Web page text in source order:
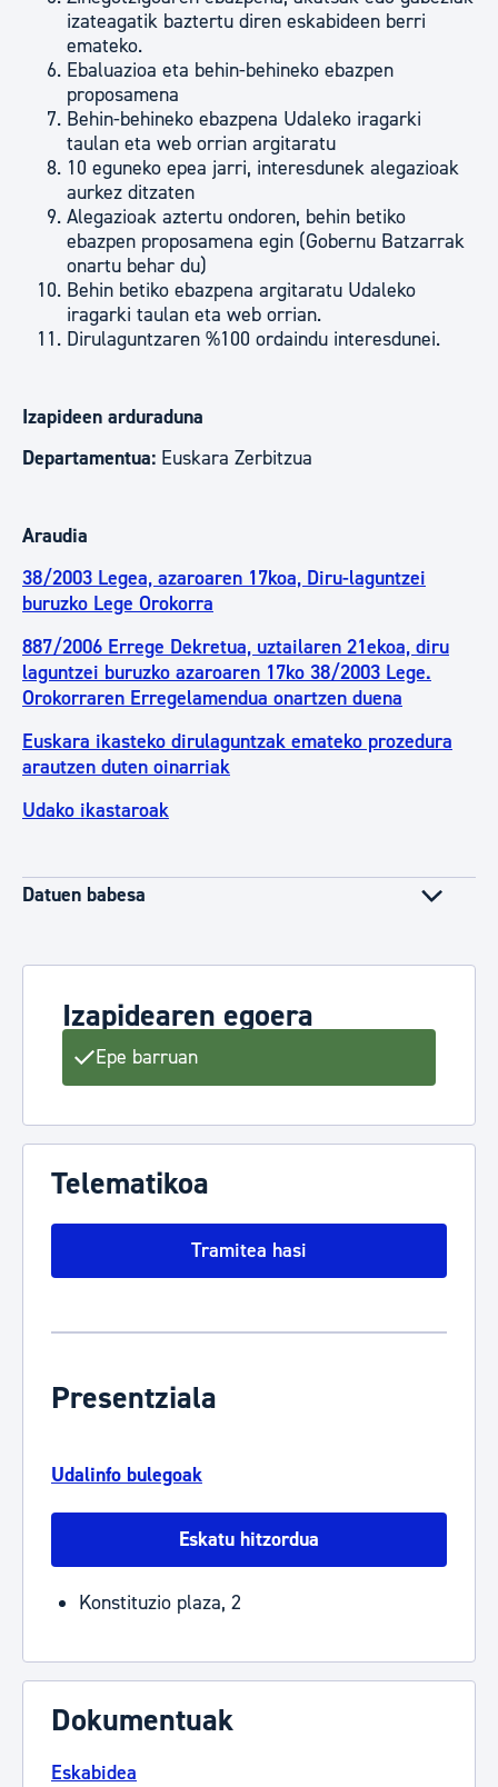
izateagatik baztertu diren eskabideen berri
emateko.
Ebaluazioa eta behin-behineko ebazpen
proposamena
Behin-behineko ebazpena Udaleko iragarki
taulan eta web orrian argitaratu
10 eguneko epea jarri, interesdunek alegazioak
aurkez ditzaten
Alegazioak aztertu ondoren, behin betiko
ebazpen proposamena egin (Gobernu Batzarrak
onartu behar du)
Behin betiko ebazpena argitaratu Udaleko
iragarki taulan eta web orrian.
Dirulaguntzaren %100 ordaindu interesdunei.
Izapideen arduraduna
Departamentua: Euskara Zerbitzua
Araudia
38/2003 Legea, azaroaren 17koa, Diru-laguntzei
buruzko Lege Orokorra
887/2006 Errege Dekretua, uztailaren 21ekoa, diru
laguntzei buruzko azaroaren 17ko 38/2003 Lege.
Orokorraren Erregelamendua onartzen duena
Euskara ikasteko dirulaguntzak emateko prozedura
arautzen duten oinarriak
Udako ikastaroak
Datuen babesa
Izapidearen egoera
Epe barruan
Telematikoa
Tramitea hasi
Presentziala
Udalinfo bulegoak
Eskatu hitzordua
Konstituzio plaza, 2
Dokumentuak
Eskabidea